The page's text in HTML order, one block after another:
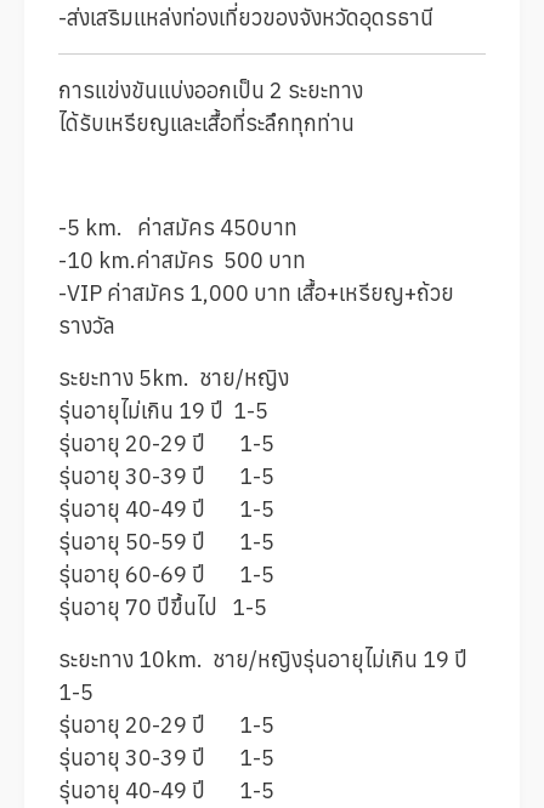
-ส่งเสริมแหล่งท่องเที่ยวของจังหวัดอุดรธานี
การแข่งขันแบ่งออกเป็น 2 ระยะทาง
ได้รับเหรียญและเสื้อที่ระลึกทุกท่าน
-5 km. ค่าสมัคร 450บาท
-10 km.ค่าสมัคร 500 บาท
-VIP ค่าสมัคร 1,000 บาท เสื้อ+เหรียญ+ถ้วย
รางวัล
ระยะทาง 5km. ชาย/หญิง
รุ่นอายุไม่เกิน 19 ปี 1-5
รุ่นอายุ 20-29 ปี 1-5
รุ่นอายุ 30-39 ปี 1-5
รุ่นอายุ 40-49 ปี 1-5
รุ่นอายุ 50-59 ปี 1-5
รุ่นอายุ 60-69 ปี 1-5
รุ่นอายุ 70 ปีขึ้นไป 1-5
ระยะทาง 10km. ชาย/หญิงรุ่นอายุไม่เกิน 19 ปี
1-5
รุ่นอายุ 20-29 ปี 1-5
รุ่นอายุ 30-39 ปี 1-5
รุ่นอายุ 40-49 ปี 1-5